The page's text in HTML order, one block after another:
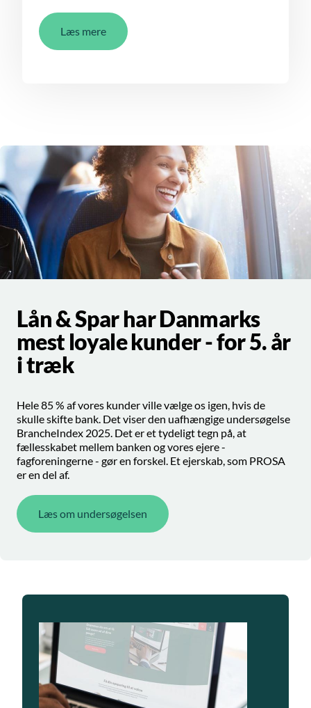
Læs mere
Lån & Spar har Danmarks
mest loyale kunder - for 5. år
i træk
Hele 85 % af vores kunder ville vælge os igen, hvis de
skulle skifte bank. Det viser den uafhængige undersøgelse
BrancheIndex 2025. Det er et tydeligt tegn på, at
fællesskabet mellem banken og vores ejere -
fagforeningerne - gør en forskel. Et ejerskab, som PROSA
er en del af.
Læs om undersøgelsen